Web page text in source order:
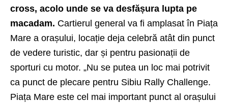
cross, acolo unde se va desfășura lupta pe
macadam. Cartierul general va fi amplasat în Piața
Mare a orașului, locație deja celebră atât din punct
de vedere turistic, dar și pentru pasionații de
sporturi cu motor. „Nu se putea un loc mai potrivit
ca punct de plecare pentru Sibiu Rally Challenge.
Piața Mare este cel mai important punct al orașului